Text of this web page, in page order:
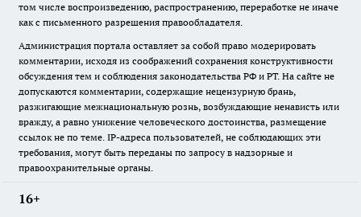
том числе воспроизведению, распространению, переработке не иначе
как с письменного разрешения правообладателя.
Администрация портала оставляет за собой право модерировать
комментарии, исходя из соображений сохранения конструктивности
обсуждения тем и соблюдения законодательства РФ и РТ. На сайте не
допускаются комментарии, содержащие нецензурную брань,
разжигающие межнациональную рознь, возбуждающие ненависть или
вражду, а равно унижение человеческого достоинства, размещение
ссылок не по теме. IP-адреса пользователей, не соблюдающих эти
требования, могут быть переданы по запросу в надзорные и
правоохранительные органы.
16+